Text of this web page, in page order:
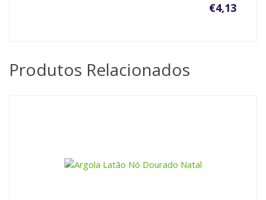
€4,13
Produtos Relacionados